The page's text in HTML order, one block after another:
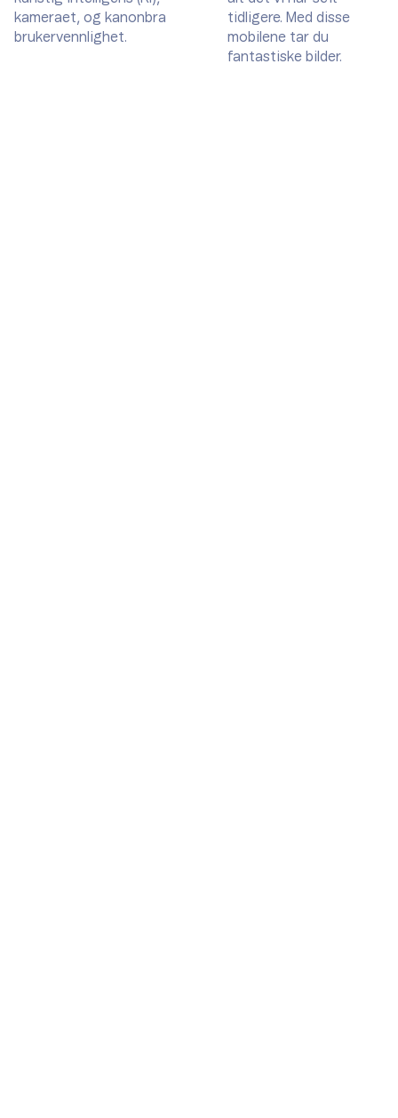
kameraet, og kanonbra
brukervennlighet.
tidligere. Med disse
mobilene tar du
fantastiske bilder.